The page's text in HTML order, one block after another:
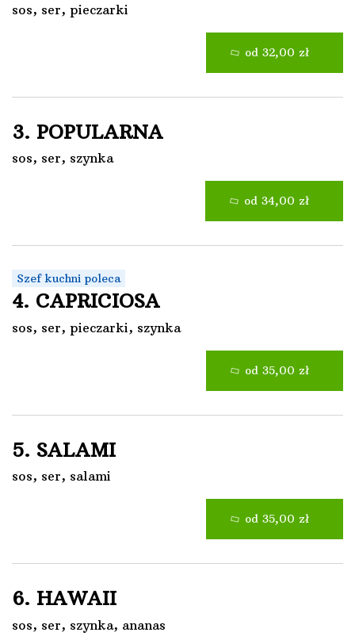
sos, ser, pieczarki
3. POPULARNA
sos, ser, szynka
Szef kuchni poleca
4. CAPRICIOSA
sos, ser, pieczarki, szynka
5. SALAMI
sos, ser, salami
6. HAWAII
sos, ser, szynka, ananas